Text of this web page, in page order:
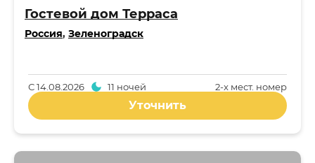
Гостевой дом Терраса
Россия, Зеленоградск
2-x мест. номер
С14.08.2026 11 ночей
Уточнить